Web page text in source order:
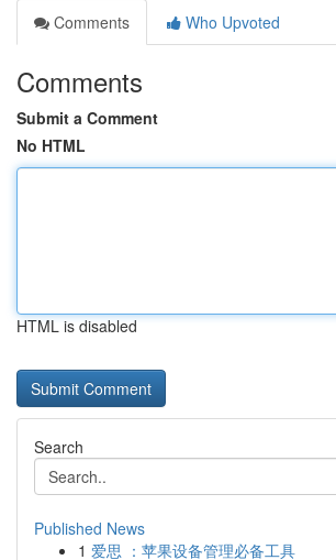
Comments
Who Upvoted
Comments
Submit a Comment
No HTML
HTML is disabled
Search
Published News
1 爱思 ：苹果设备管理必备工具